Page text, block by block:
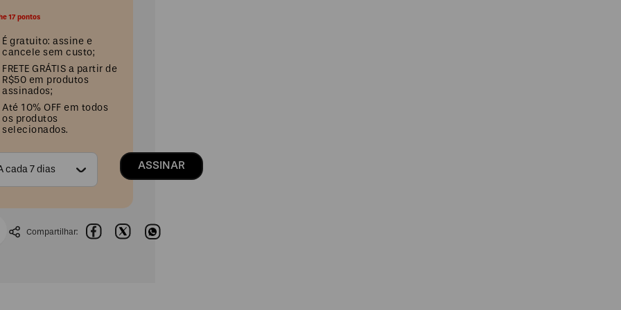
17 pontos
É gratuito: assine e
cancele sem custo;
FRETE GRÁTIS a partir de
R$50 em produtos
assinados;
Até 10% OFF em todos
os produtos
selecionados.
cada 7 dias ASSINAR